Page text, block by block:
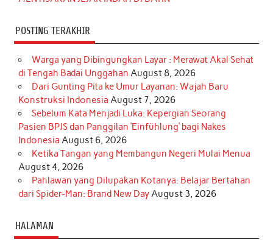
POSTING TERAKHIR
Warga yang Dibingungkan Layar : Merawat Akal Sehat
di Tengah Badai Unggahan August 8, 2026
Dari Gunting Pita ke Umur Layanan: Wajah Baru
Konstruksi Indonesia August 7, 2026
Sebelum Kata Menjadi Luka: Kepergian Seorang
Pasien BPJS dan Panggilan ‘Einfühlung’ bagi Nakes
Indonesia August 6, 2026
Ketika Tangan yang Membangun Negeri Mulai Menua
August 4, 2026
Pahlawan yang Dilupakan Kotanya: Belajar Bertahan
dari Spider-Man: Brand New DayAugust 3, 2026
HALAMAN